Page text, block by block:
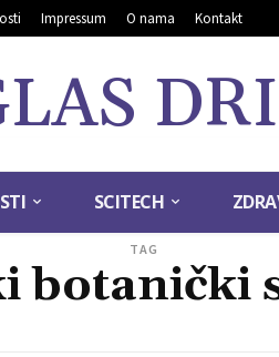
Impressum O nama Kontakt
SCITECH
TAG
botanički